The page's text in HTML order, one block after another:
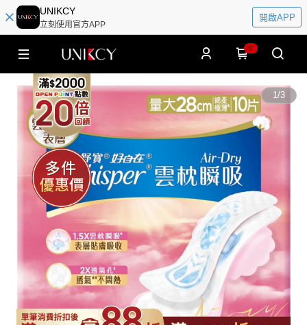
UNIKCY
立刻使用官方APP
開啟APP
0
1/3